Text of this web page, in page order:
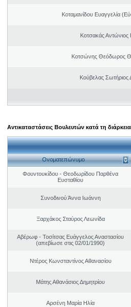
Κοταμανίδου Ευαγγελία
Κοτσακάς Αντώνιος
Κοτσώνης Θεόδωρος
Κούβελας Σωτήριος
Αντικαταστάσεις Βουλευτών κατά τη
Ονοματεπώνυμο
Φουντουκίδου - Θεοδωρίδου Παρθένα
Ευσταθίου
Συνοδινού Άννα Ιωάννη
Ξαρχάκος Σταύρος Λεωνίδα
Αβέρωφ - Τοσίτσας Ευάγγελος Αναστασίου
(απεβίωσε στις 02/01/1990)
Ντέρος Κωνσταντίνος Αθανασίου
Μάτης Αθανάσιος Δημητρίου
Αρσένη Μαρία Ηλία